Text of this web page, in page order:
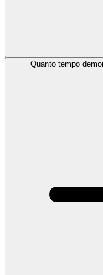
Quanto tempo